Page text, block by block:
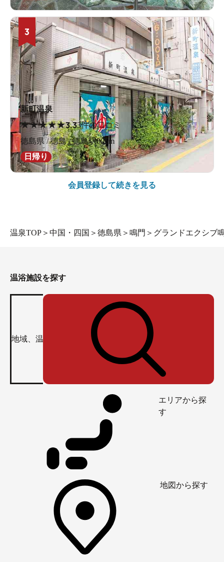
3
新町温泉
★★★★★3.33件の口コミ
徳島県 / 徳島 / 徳島駅805m
日帰り
会員登録して続きを見る
温泉TOP ＞ 中国・四国 ＞ 徳島県 ＞ 鳴門 ＞ グランドエクシブ
温浴施設を探す
エリアから探
す
地図から探す